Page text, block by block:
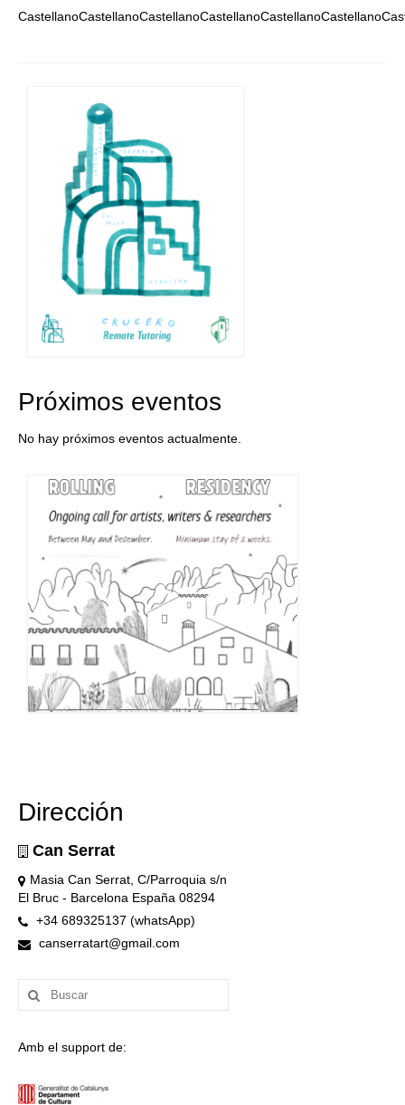
Contacto
Idioma:
Próximos eventos
No hay próximos eventos actualmente.
Dirección
Can Serrat
Masia Can Serrat, C/Parroquia s/n
El Bruc - Barcelona España 08294
+34 689325137 (whatsApp)
canserratart@gmail.com
Buscar
por:
Amb el support de: